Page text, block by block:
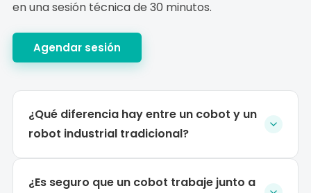
en una sesión técnica de 30 minutos.
Agendar sesión
¿Qué diferencia hay entre un cobot y un
robot industrial tradicional?
¿Es seguro que un cobot trabaje junto a